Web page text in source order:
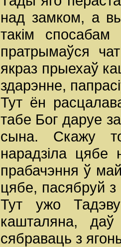
над замком, а
такім
пратрымаўся
якраз прыехаў
здарэнне,
Тут ён
табе Бог даруе
сына. Скажу
нарадзіла
прабачэння ў
цябе, пасябруй з
Тут ужо
кашталяна,
сябраваць з